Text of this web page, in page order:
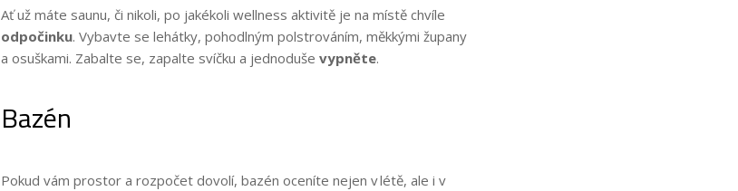
Ať už máte saunu, či nikoli, po jakékoli wellness aktivitě je na místě chvíle
odpočinku. Vybavte se lehátky, pohodlným polstrováním, měkkými župany
a osuškami. Zabalte se, zapalte svíčku a jednoduše vypněte.
Bazén
Pokud vám prostor a rozpočet dovolí, bazén oceníte nejen v létě, ale i v